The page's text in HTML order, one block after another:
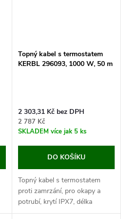
Topný kabel s termostatem
KERBL 296093, 1000 W, 50 m
2 303,31 Kč bez DPH
2 787 Kč
SKLADEM více jak 5 ks
DO KOŠÍKU
Topný kabel s termostatem
proti zamrzání, pro okapy a
potrubí, krytí IPX7, délka
topného kabelu 50 m, délka